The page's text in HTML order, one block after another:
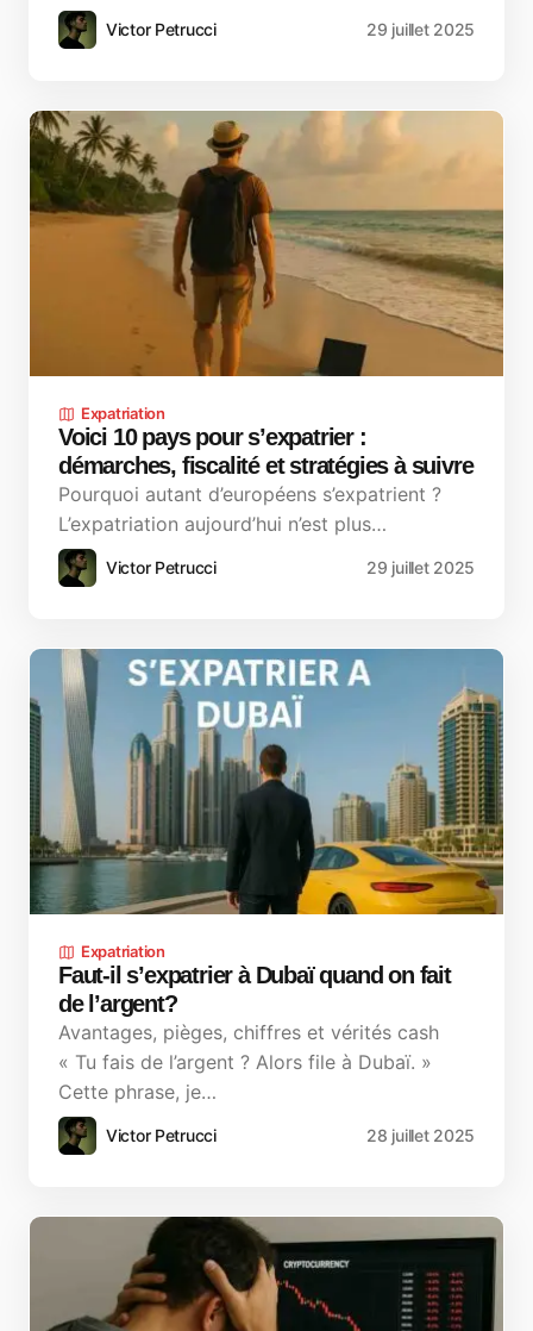
Victor Petrucci 29 juillet 2025
Expatriation
Voici 10 pays pour s’expatrier :
démarches, fiscalité et stratégies à suivre
Pourquoi autant d’européens s’expatrient ?
L’expatriation aujourd’hui n’est plus…
Victor Petrucci 29 juillet 2025
Expatriation
Faut-il s’expatrier à Dubaï quand on fait
de l’argent?
Avantages, pièges, chiffres et vérités cash
« Tu fais de l’argent ? Alors file à Dubaï. »
Cette phrase, je…
Victor Petrucci 28 juillet 2025